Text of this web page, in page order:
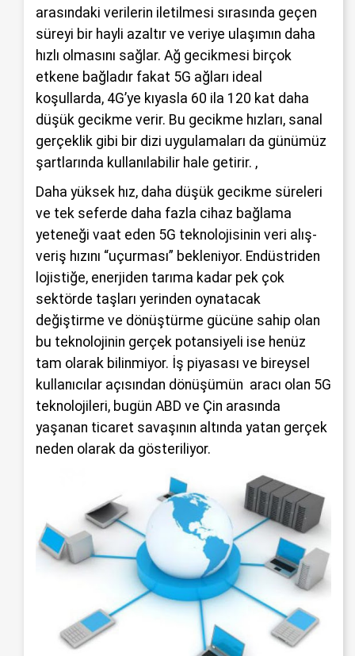
arasındaki verilerin iletilmesi sırasında geçen
süreyi bir hayli azaltır ve veriye ulaşımın daha
hızlı olmasını sağlar. Ağ gecikmesi birçok
etkene bağladır fakat 5G ağları ideal
koşullarda, 4G’ye kıyasla 60 ila 120 kat daha
düşük gecikme verir. Bu gecikme hızları, sanal
gerçeklik gibi bir dizi uygulamaları da günümüz
şartlarında kullanılabilir hale getirir. ,
Daha yüksek hız, daha düşük gecikme süreleri
ve tek seferde daha fazla cihaz bağlama
yeteneği vaat eden 5G teknolojisinin veri alış-
veriş hızını “uçurması” bekleniyor. Endüstriden
lojistiğe, enerjiden tarıma kadar pek çok
sektörde taşları yerinden oynatacak
değiştirme ve dönüştürme gücüne sahip olan
bu teknolojinin gerçek potansiyeli ise henüz
tam olarak bilinmiyor. İş piyasası ve bireysel
kullanıcılar açısından dönüşümün aracı olan 5G
teknolojileri, bugün ABD ve Çin arasında
yaşanan ticaret savaşının altında yatan gerçek
neden olarak da gösteriliyor.